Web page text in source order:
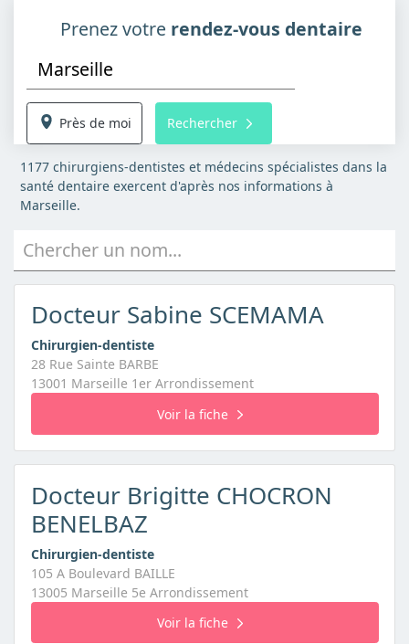
Prenez votre rendez-vous dentaire
Près de moi Rechercher
1177 chirurgiens-dentistes et médecins spécialistes dans la
santé dentaire exercent d'après nos informations à
Marseille.
Chercher un nom...
Docteur Sabine SCEMAMA
Chirurgien-dentiste
28 Rue Sainte BARBE
13001 Marseille 1er Arrondissement
Voir la fiche
Docteur Brigitte CHOCRON
BENELBAZ
Chirurgien-dentiste
105 A Boulevard BAILLE
13005 Marseille 5e Arrondissement
Voir la fiche